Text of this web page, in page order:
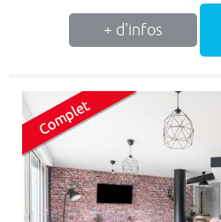
+ d'infos